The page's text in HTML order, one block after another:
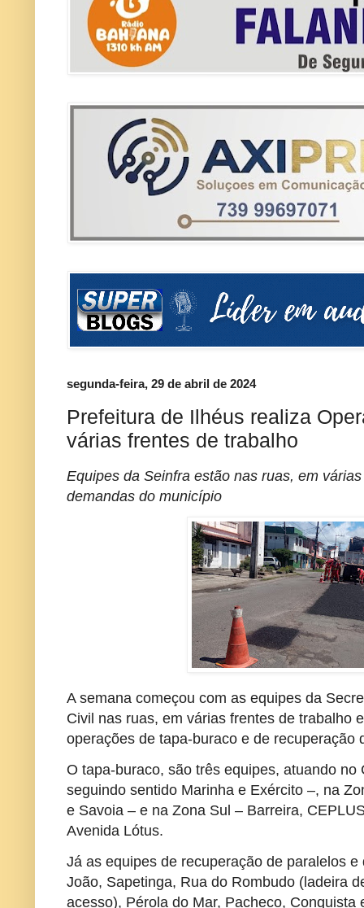
segunda-feira, 29 de abril de 2024
Prefeitura de Ilhéus realiza
várias frentes de trabalho
Equipes da Seinfra estão nas ruas, em
demandas do município
A semana começou com as equipes da
Civil nas ruas, em várias frentes de trabalho
operações de tapa-buraco e de recuperação
O tapa-buraco, são três equipes, atuando
seguindo sentido Marinha e Exército –, na
e Savoia – e na Zona Sul – Barreira,
Avenida Lótus.
Já as equipes de recuperação de paralelos
João, Sapetinga, Rua do Rombudo (ladeira
acesso), Pérola do Mar, Pacheco,